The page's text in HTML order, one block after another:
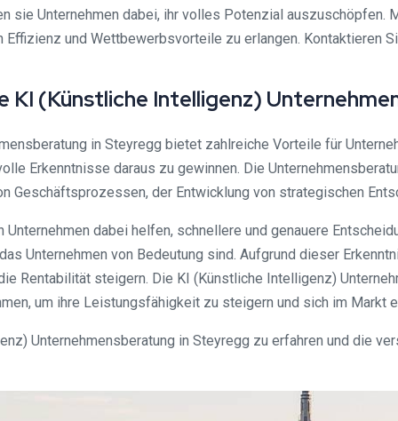
sie Unternehmen dabei, ihr volles Potenzial auszuschöpfen.
Effizienz und Wettbewerbsvorteile zu erlangen. Kontaktieren
KI (Künstliche Intelligenz)
in Steyregg bietet zahlreiche Vorteile für
Erkenntnisse daraus zu gewinnen. Die
Geschäftsprozessen, der Entwicklung von strategischen
dabei helfen, schnellere und genauere
Unternehmen von Bedeutung sind. Aufgrund dieser
Rentabilität steigern. Die KI (Künstliche Intelligenz)
um ihre Leistungsfähigkeit zu steigern und sich im Markt
Unternehmensberatung in Steyregg zu erfahren und die